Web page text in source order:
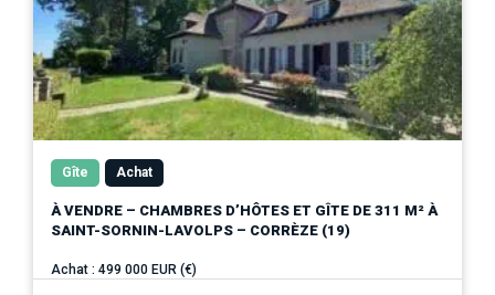
Gîte Achat
À VENDRE – CHAMBRES D’HÔTES ET GÎTE DE 311 M² À
SAINT-SORNIN-LAVOLPS – CORRÈZE (19)
Achat : 499 000 EUR (€)